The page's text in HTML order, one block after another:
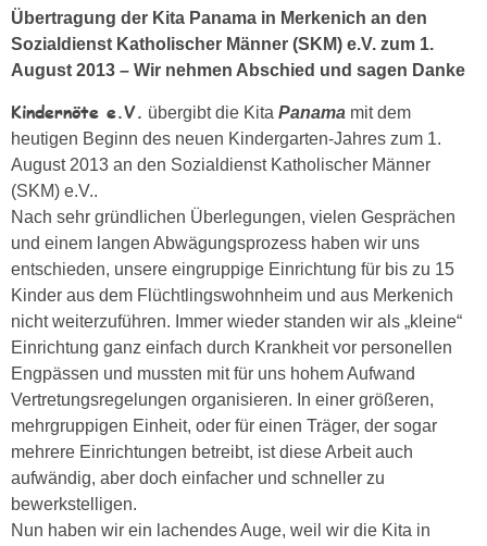
Übertragung der Kita Panama in Merkenich an den
Sozialdienst Katholischer Männer (SKM) e.V. zum 1.
August 2013 – Wir nehmen Abschied und sagen Danke
Kindernöte e.V. übergibt die Kita Panama mit dem
heutigen Beginn des neuen Kindergarten-Jahres zum 1.
August 2013 an den Sozialdienst Katholischer Männer
(SKM) e.V..
Nach sehr gründlichen Überlegungen, vielen Gesprächen
und einem langen Abwägungsprozess haben wir uns
entschieden, unsere eingruppige Einrichtung für bis zu 15
Kinder aus dem Flüchtlingswohnheim und aus Merkenich
nicht weiterzuführen. Immer wieder standen wir als „kleine“
Einrichtung ganz einfach durch Krankheit vor personellen
Engpässen und mussten mit für uns hohem Aufwand
Vertretungsregelungen organisieren. In einer größeren,
mehrgruppigen Einheit, oder für einen Träger, der sogar
mehrere Einrichtungen betreibt, ist diese Arbeit auch
aufwändig, aber doch einfacher und schneller zu
bewerkstelligen.
Nun haben wir ein lachendes Auge, weil wir die Kita in